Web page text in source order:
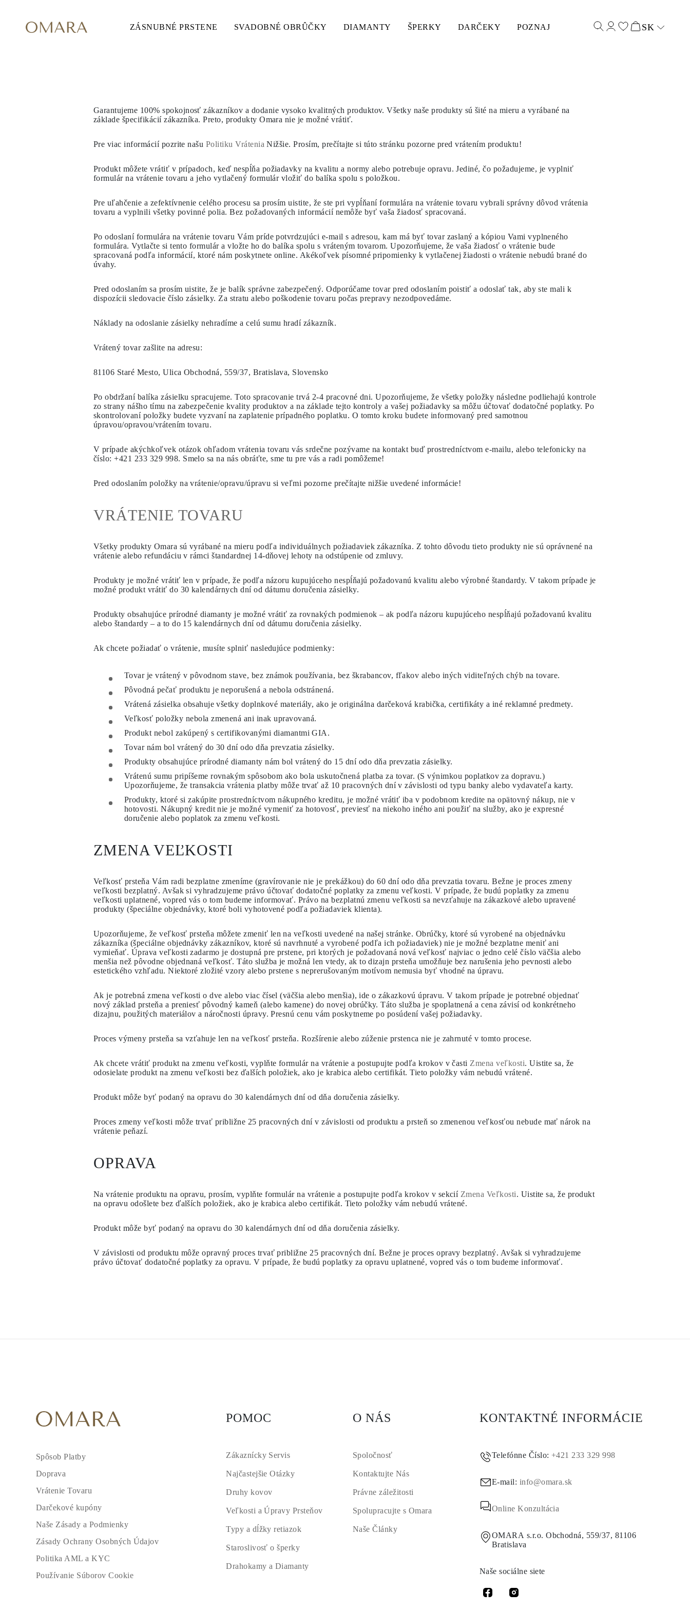
ZÁSNUBNÉ PRSTENE SVADOBNÉ OBRÛČKY DIAMANTY ŠPERKY DARČEKY POZNAJ
ZÁSNUBNÉ PRSTENE
3 Kamene
Zobraziť všetko
Okrúhly
Oválny
Smaragd
Zobraziť všetko
KOV & FARBY
Biele Zlato
Ružové Zlato
950 Platina
Zobraziť všetko
SVADOBNÉ OBRÛČKY
Klasické
Eternity
Zobraziť všetko
Fashion
Zobraziť všetko
Biele Zlato
Ružove Zlato
950 Platina
Zobraziť všetko
KATEGÓRIA
Prstene
Náramky
Fashion
Klasické
Zobraziť všetko
Diamantové Náhrdelníky
Písmena
Zobraziť všetko
Tennis
Zobraziť všetko
Kruhové
Zobraziť všetko
Zobraziť všetko
Zobraziť všetko
NÁHRDEĽNÎKY
Zobraziť všetko
Drahokamy
Klasické
Písmena
Zobraziť všetko
Visiace Náušnice
Fashion
Zobraziť všetko
TYP KOVU
Zlaté Šperky
Strieborné Šperky
Zobraziť všetko
Darčekové Náhrdelníky
Prívesky Charms
Starostlivosť o šperky
Zobraziť všetko
Príručka o Diamantoch
Prevodník Veľkosti Diamantov
Veľkosti Reťazí Náhrdelníkov
Veľkosti Reťazí Náramkov
Personalizácia
Konkurencieschopné Ceny
Najčastejšie Kladené Otázky
Proces Výroby Šperkov
Doručenie a Doba Spracovania
SK
Garantujeme 100% spokojnosť zákazníkov a dodanie vysoko kvalitných produktov. Všetky naše produkty sú šité na mieru a vyrábané na
základe špecifikácií zákazníka. Preto, produkty Omara nie je možné vrátiť.
Pre viac informácií pozrite našu Politiku Vrátenia Nižšie. Prosím, prečítajte si túto stránku pozorne pred vrátením produktu!
Produkt môžete vrátiť v prípadoch, keď nespĺňa požiadavky na kvalitu a normy alebo potrebuje opravu. Jediné, čo požadujeme, je vyplniť
formulár na vrátenie tovaru a jeho vytlačený formulár vložiť do balíka spolu s položkou.
Pre uľahčenie a zefektívnenie celého procesu sa prosím uistite, že ste pri vypĺňaní formulára na vrátenie tovaru vybrali správny dôvod vrátenia
tovaru a vyplnili všetky povinné polia. Bez požadovaných informácií nemôže byť vaša žiadosť spracovaná.
Po odoslaní formulára na vrátenie tovaru Vám príde potvrdzujúci e-mail s adresou, kam má byť tovar zaslaný a kópiou Vami vyplneného
formulára. Vytlačte si tento formulár a vložte ho do balíka spolu s vráteným tovarom. Upozorňujeme, že vaša žiadosť o vrátenie bude
spracovaná podľa informácií, ktoré nám poskytnete online. Akékoľvek písomné pripomienky k vytlačenej žiadosti o vrátenie nebudú brané do
úvahy.
Pred odoslaním sa prosím uistite, že je balík správne zabezpečený. Odporúčame tovar pred odoslaním poistiť a odoslať tak, aby ste mali k
dispozícii sledovacie číslo zásielky. Za stratu alebo poškodenie tovaru počas prepravy nezodpovedáme.
Náklady na odoslanie zásielky nehradíme a celú sumu hradí zákazník.
Vrátený tovar zašlite na adresu:
81106 Staré Mesto, Ulica Obchodná, 559/37, Bratislava, Slovensko
Po obdržaní balíka zásielku spracujeme. Toto spracovanie trvá 2-4 pracovné dni. Upozorňujeme, že všetky položky následne podliehajú kontrole
zo strany nášho tímu na zabezpečenie kvality produktov a na základe tejto kontroly a vašej požiadavky sa môžu účtovať dodatočné poplatky. Po
skontrolovaní položky budete vyzvaní na zaplatenie prípadného poplatku. O tomto kroku budete informovaný pred samotnou
úpravou/opravou/vrátením tovaru.
V prípade akýchkoľvek otázok ohľadom vrátenia tovaru vás srdečne pozývame na kontakt buď prostredníctvom e-mailu, alebo telefonicky na
číslo:+421 233 329 998. Smelo sa na nás obráťte, sme tu pre vás a radi pomôžeme!
Pred odoslaním položky na vrátenie/opravu/úpravu si veľmi pozorne prečítajte nižšie uvedené informácie!
VRÁTENIE TOVARU
Všetky produkty Omara sú vyrábané na mieru podľa individuálnych požiadaviek zákazníka. Z tohto dôvodu tieto produkty nie sú oprávnené na
vrátenie alebo refundáciu v rámci štandardnej 14-dňovej lehoty na odstúpenie od zmluvy.
Produkty je možné vrátiť len v prípade, že podľa názoru kupujúceho nespĺňajú požadovanú kvalitu alebo výrobné štandardy. V takom prípade je
možné produkt vrátiť do 30 kalendárnych dníod dátumu doručenia zásielky.
Produkty obsahujúce prírodné diamanty je možné vrátiť za rovnakých podmienok – ak podľa názoru kupujúceho nespĺňajú požadovanú kvalitu
alebo štandardy – a to do 15 kalendárnych dníod dátumu doručenia zásielky.
Ak chcete požiadať o vrátenie, musíte splniť nasledujúce podmienky:
Tovar je vrátený v pôvodnom stave, bez známok používania, bez škrabancov, fľakov alebo iných viditeľných chýb na tovare.
Pôvodná pečať produktu je neporušená a nebola odstránená.
Vrátená zásielka obsahuje všetky doplnkové materiály, ako je originálna darčeková krabička, certifikáty a iné reklamné predmety.
Veľkosť položky nebola zmenená ani inak upravovaná.
Produkt nebol zakúpený s certifikovanými diamantmi GIA.
Tovar nám bol vrátený do 30 dníodo dňa prevzatia zásielky.
Produkty obsahujúce prírodné diamanty nám bol vrátený do 15 dní odo dňa prevzatia zásielky.
Vrátenú sumu pripíšeme rovnakým spôsobom ako bola uskutočnená platba za tovar. (S výnimkou poplatkov za dopravu.)
Upozorňujeme, že transakcia vrátenia platby môže trvať až 10 pracovných dní v závislosti od typu banky alebo vydavateľa karty.
Produkty, ktoré si zakúpite prostredníctvom nákupného kreditu, je možné vrátiť iba v podobnom kredite na opätovný nákup, nie v
hotovosti. Nákupný kredit nie je možné vymeniť za hotovosť, previesť na niekoho iného ani použiť na služby, ako je expresné
doručenie alebo poplatok za zmenu veľkosti.
ZMENA VEĽKOSTI
Veľkosť prsteňa Vám radi bezplatne zmeníme (gravírovanie nie je prekážkou) do 60 dní odo dňa prevzatia tovaru. Bežne je proces zmeny
veľkosti bezplatný. Avšak si vyhradzujeme právo účtovať dodatočné poplatky za zmenu veľkosti. V prípade, že budú poplatky za zmenu
veľkosti uplatnené, vopred vás o tom budeme informovať. Právo na bezplatnú zmenu veľkosti sa nevzťahuje na zákazkové alebo upravené
produkty (špeciálne objednávky, ktoré boli vyhotovené podľa požiadaviek klienta).
Upozorňujeme, že veľkosť prsteňa môžete zmeniť len na veľkosti uvedené na našej stránke. Obrúčky, ktoré sú vyrobené na objednávku
zákazníka (špeciálne objednávky zákazníkov, ktoré sú navrhnuté a vyrobené podľa ich požiadaviek) nie je možné bezplatne meniť ani
vymieňať. Úprava veľkosti zadarmo je dostupná pre prstene, pri ktorých je požadovaná nová veľkosť najviac o jedno celé číslo väčšia alebo
menšia než pôvodne objednaná veľkosť. Táto služba je možná len vtedy, ak to dizajn prsteňa umožňuje bez narušenia jeho pevnosti alebo
estetického vzhľadu. Niektoré zložité vzory alebo prstene s neprerušovaným motívom nemusia byť vhodné na úpravu.
Ak je potrebná zmena veľkosti o dve alebo viac čísel (väčšia alebo menšia), ide o zákazkovú úpravu. V takom prípade je potrebné objednať
nový základ prsteňa a preniesť pôvodný kameň (alebo kamene) do novej obrúčky. Táto služba je spoplatnená a cena závisí od konkrétneho
dizajnu, použitých materiálov a náročnosti úpravy. Presnú cenu vám poskytneme po posúdení vašej požiadavky.
Proces výmeny prsteňa sa vzťahuje len na veľkosť prsteňa. Rozšírenie alebo zúženie prstenca nie je zahrnuté v tomto procese.
Ak chcete vrátiť produkt na zmenu veľkosti, vyplňte formulár na vrátenie a postupujte podľa krokov v časti Zmena veľkosti. Uistite sa, že
odosielate produkt na zmenu veľkosti bez ďalších položiek, ako je krabica alebo certifikát. Tieto položky vám nebudú vrátené.
Produkt môže byť podaný na opravudo 30 kalendárnych dníod dňa doručenia zásielky.
Proces zmeny veľkosti môže trvať približne 25 pracovných dnív závislosti od produktu a prsteň so zmenenou veľkosťou nebude mať nárok na
vrátenie peňazí.
OPRAVA
Na vrátenie produktu na opravu, prosím, vyplňte formulár na vrátenie a postupujte podľa krokov v sekcií Zmena Veľkosti. Uistite sa, že produkt
na opravu odošlete bez ďalších položiek, ako je krabica alebo certifikát. Tieto položky vám nebudú vrátené.
Produkt môže byť podaný na opravudo 30 kalendárnych dníod dňa doručenia zásielky.
V závislosti od produktu môže opravný proces trvaťpribližne 25 pracovných dní. Bežne je proces opravy bezplatný. Avšak si vyhradzujeme
právo účtovať dodatočné poplatky za opravu. V prípade, že budú poplatky za opravu uplatnené, vopred vás o tom budeme informovať.
Spôsob Platby
Doprava
Vrátenie Tovaru
Darčekové kupóny
Naše Zásady a Podmienky
Zásady Ochrany Osobných Údajov
Politika AML a KYC
Používanie Súborov Cookie
POMOC
Zákaznícky Servis
Najčastejšie Otázky
Druhy kovov
Veľkosti a Úpravy Prsteňov
Typy a dĺžky retiazok
Staroslivosť o šperky
Drahokamy a Diamanty
O NÁS
Spoločnosť
Kontaktujte Nás
Právne záležitosti
Spolupracujte s Omara
Naše Články
KONTAKTNÉ INFORMÁCIE
Telefónne Číslo: +421 233 329 998
E-mail: info@omara.sk
Online Konzultácia
OMARA s.r.o. Obchodná, 559/37, 81106
Bratislava
Naše sociálne siete